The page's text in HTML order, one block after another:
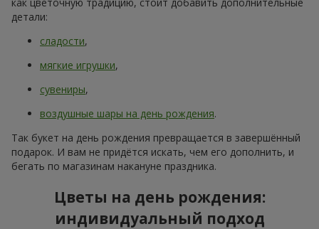
как цветочную традицию, стоит добавить дополнительные
детали:
сладости,
мягкие игрушки,
сувениры,
воздушные шары на день рождения.
Так букет на день рождения превращается в завершённый
подарок. И вам не придётся искать, чем его дополнить, и
бегать по магазинам накануне праздника.
Цветы на день рождения:
индивидуальный подход